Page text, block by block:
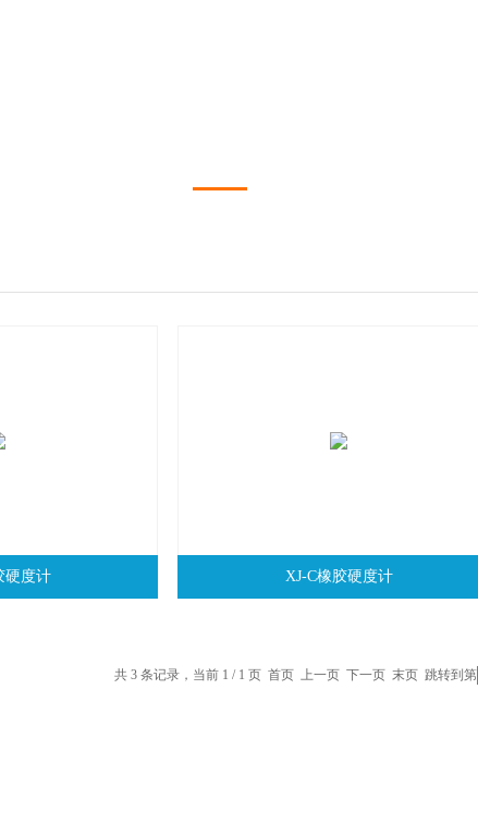
硬度计 XJ-C橡胶硬度计
共 3 条记录，当前 1 / 1 页 首页 上一页 下一页 末页 跳转到第